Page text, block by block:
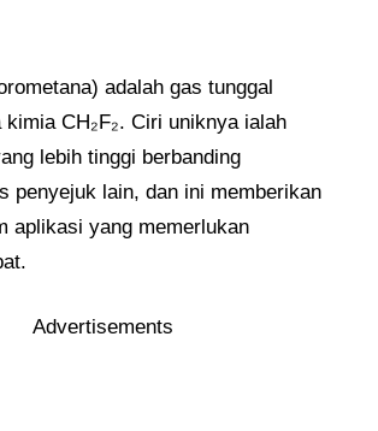
adalah gas tunggal
kimia CH₂F₂. Ciri uniknya ialah
lebih tinggi berbanding
penyejuk lain, dan ini memberikan
aplikasi yang memerlukan
Advertisements